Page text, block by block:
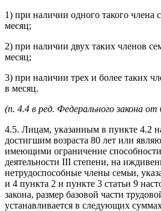
1) при наличии одного такого члена
месяц;
2) при наличии двух таких членов
месяц;
3) при наличии трех и более таких
в месяц.
(п. 4.4 в ред. Федерального закона
4.5. Лицам, указанным в пункте 4.2
достигшим возраста 80 лет или
имеющими ограничение
деятельности III степени, на
нетрудоспособные члены семьи,
и 4 пункта 2 и пункте 3 статьи 9
закона, размер базовой части
устанавливается в следующих